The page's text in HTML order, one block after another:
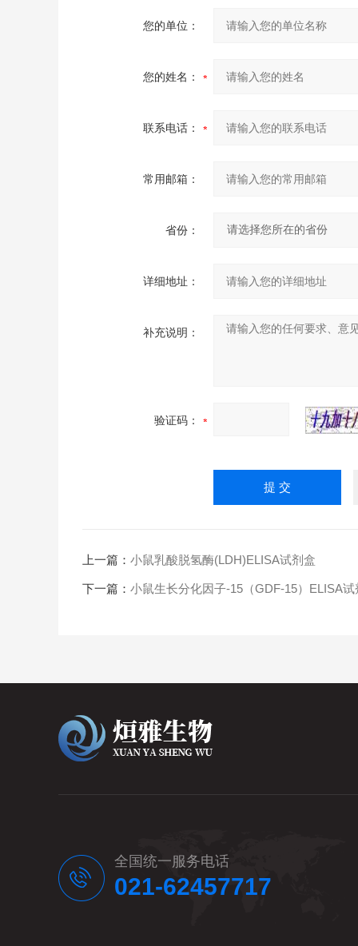
您的单位：
您的姓名：
联系电话：
常用邮箱：
省份：
详细地址：
补充说明：
验证码：
上一篇： 小鼠乳酸脱氢酶(LDH)ELISA试剂盒
下一篇： 小鼠生长分化因子-15（GDF-15）ELISA试
全国统一服务电话
021-62457717